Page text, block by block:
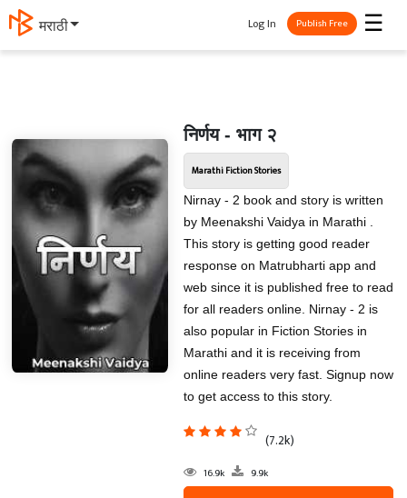
मराठी ☰
Log In Publish Free
निर्णय - भाग २
Marathi Fiction Stories
Nirnay - 2 book and story is written
by Meenakshi Vaidya in Marathi .
This story is getting good reader
response on Matrubharti app and
web since it is published free to read
for all readers online. Nirnay - 2 is
also popular in Fiction Stories in
Marathi and it is receiving from
online readers very fast. Signup now
to get access to this story.
(7.2k)
16.9k 9.9k